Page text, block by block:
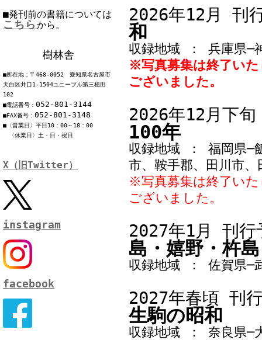
■発刊前の書籍については
こちら から。
樹林舎
■所在地：〒468-0052 愛知県名古屋市
天白区井口1-1504ユニーブル第三植田
102
■電話番号： 052-801-3144
■FAX番号： 052-801-3148
■〈営業日〉平日10：00～18：00
〈休業日〉土・日・祝日
X（旧Twitter）
instagram
facebook
2026年12月 刊
和
収録地域 ： 兵庫県─
※写真募集は終了い
ございました。
2026年12月下
100年
収録地域 ： 福岡県─
市、鞍手郡、田川市、
※写真募集は終了い
ございました。
2027年1月 刊
島・嬉野・杵
収録地域 ： 佐賀県─
2027年春頃 刊
生駒の昭和
収録地域 ： 奈良県─